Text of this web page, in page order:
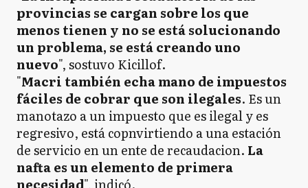
provincias se cargan sobre los que
menos tienen y no se está solucionando
un problema, se está creando uno
nuevo", sostuvo Kicillof.
"Macri también echa mano de impuestos
fáciles de cobrar que son ilegales. Es un
manotazo a un impuesto que es ilegal y es
regresivo, está copnvirtiendo a una estación
de servicio en un ente de recaudacion. La
nafta es un elemento de primera
necesidad", indicó.